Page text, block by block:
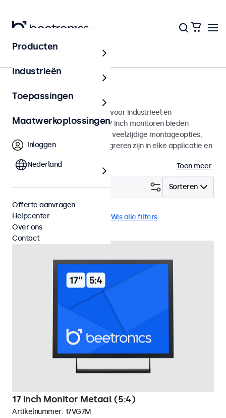
Monitoren
17 inch monitoren
17 inch monitoren ontworpen voor industrieel en
commercieel gebruik. Deze 17 inch monitoren bieden
diverse videoaansluitingen en veelzijdige montageopties,
waarmee ze naadloos te integreren zijn in elke applicatie en
Toon meer
Sorteren
Filter (2)
17 inch monitoren Wis alle filters
17 Inch Monitor Metaal (5:4)
Artikelnummer: 17VG7M
Producten
Industrieën
Toepassingen
Maatwerkoplossingen
Inloggen
Nederland
Offerte aanvragen
Helpcenter
Over ons
Contact